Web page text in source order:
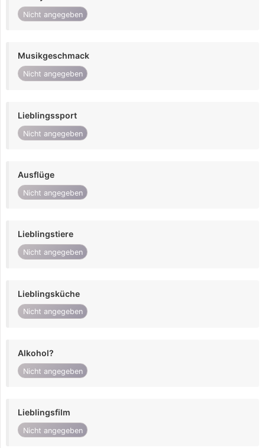
Nicht angegeben
Musikgeschmack
Nicht angegeben
Lieblingssport
Nicht angegeben
Ausflüge
Nicht angegeben
Lieblingstiere
Nicht angegeben
Lieblingsküche
Nicht angegeben
Alkohol?
Nicht angegeben
Lieblingsfilm
Nicht angegeben